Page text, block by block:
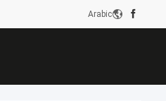
Arabic